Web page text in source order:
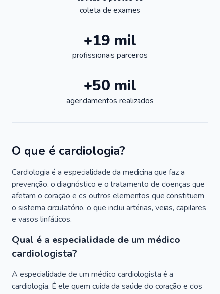
coleta de exames
+19 mil
profissionais parceiros
+50 mil
agendamentos realizados
O que é cardiologia?
Cardiologia é a especialidade da medicina que faz a
prevenção, o diagnóstico e o tratamento de doenças que
afetam o coração e os outros elementos que constituem
o sistema circulatório, o que inclui artérias, veias, capilares
e vasos linfáticos.
Qual é a especialidade de um médico
cardiologista?
A especialidade de um médico cardiologista é a
cardiologia. É ele quem cuida da saúde do coração e dos